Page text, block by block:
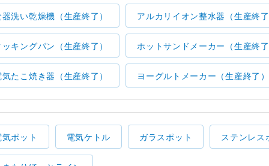
器洗い乾燥機（生産終了） アルカリイオン整水器（生産終了
ッキングパン（生産終了） ホットサンドメーカー（生産終了
気たこ焼き器（生産終了） ヨーグルトメーカー（生産終了）
気ポット 電気ケトル ガラスポット ステンレス